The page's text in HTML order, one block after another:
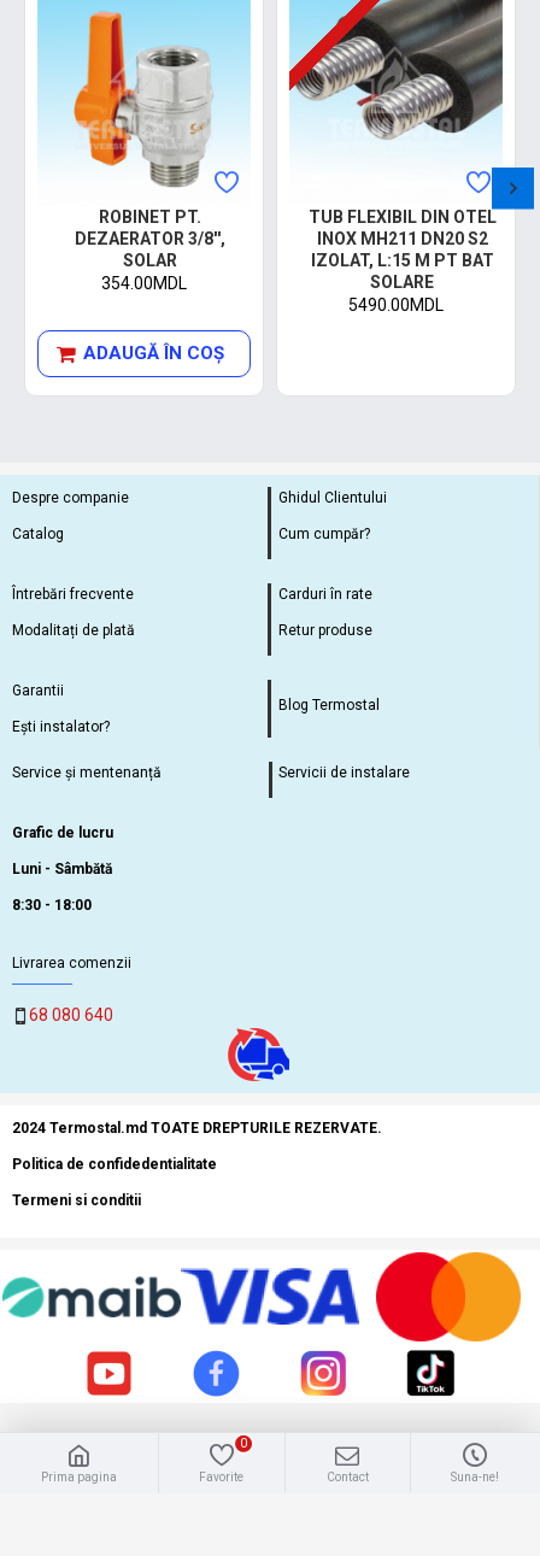
ROBINET PT.
DEZAERATOR 3/8'',
SOLAR
354.00MDL
ADAUGĂ ÎN COŞ
TUB FLEXIBIL DIN OTEL
INOX MH211 DN20 S2
IZOLAT, L:15 M PT BAT
SOLARE
5490.00MDL
Despre companie
Catalog
Ghidul Clientului
Cum cumpăr?
Întrebări frecvente
Modalitați de plată
Carduri în rate
Retur produse
Garantii
Ești instalator?
Blog Termostal
Service și mentenanță Servicii de instalare
Grafic de lucru
Luni - Sâmbătă
8:30 - 18:00
Livrarea comenzii
68 080 640
2024 Termostal.md TOATE DREPTURILE REZERVATE.
Politica de confidedentialitate
Termeni si conditii
Prima pagina Favorite
0
Contact Suna-ne!